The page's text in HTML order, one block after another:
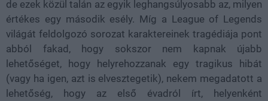
de ezek közül talán az egyik leghangsúlyosabb az, milyen
értékes egy második esély. Míg a League of Legends
világát feldolgozó sorozat karaktereinek tragédiája pont
abból fakad, hogy sokszor nem kapnak újabb
lehetőséget, hogy helyrehozzanak egy tragikus hibát
(vagy ha igen, azt is elvesztegetik), nekem megadatott a
lehetőség, hogy az első évadról írt, helyenként